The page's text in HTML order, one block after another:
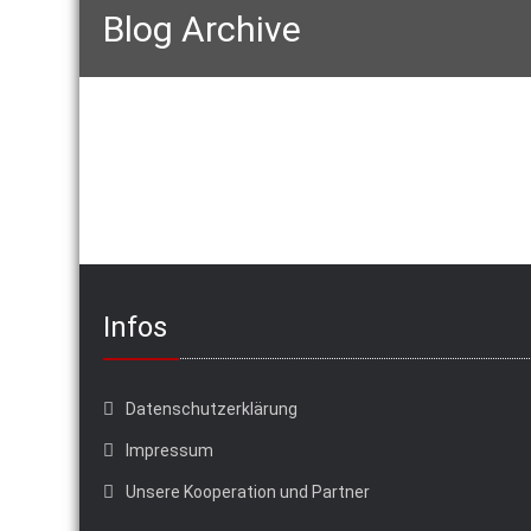
Blog Archive
Infos
Datenschutzerklärung
Impressum
Unsere Kooperation und Partner